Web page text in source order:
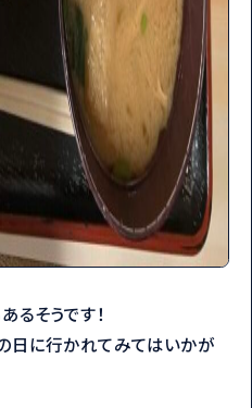
るそうです！
日に行かれてみてはいかが